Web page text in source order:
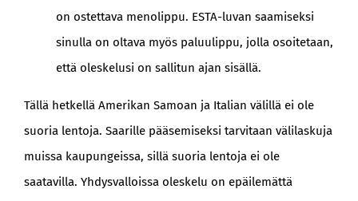
on ostettava menolippu. ESTA-luvan saamiseksi
sinulla on oltava myös paluulippu, jolla osoitetaan,
että oleskelusi on sallitun ajan sisällä.
Tällä hetkellä Amerikan Samoan ja Italian välillä ei ole
suoria lentoja. Saarille pääsemiseksi tarvitaan välilaskuja
muissa kaupungeissa, sillä suoria lentoja ei ole
saatavilla. Yhdysvalloissa oleskelu on epäilemättä